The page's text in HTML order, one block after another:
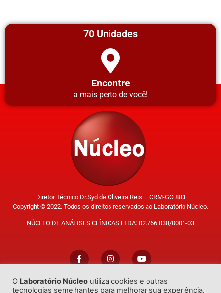
70 Unidades
Encontre
a mais perto de você!
Diretor Técnico Dr.Syd de Oliveira Reis – CRM-GO 883
Copyright © 2022. Todos os direitos reservados ao Laboratório Núcleo.
NÚCLEO DE ANÁLISES CLÍNICAS LTDA: 02.766.038/0001-03
Trabalhe Conosco
O Laboratório Núcleo utiliza cookies e outras
tecnologias semelhantes para melhorar sua experiência.